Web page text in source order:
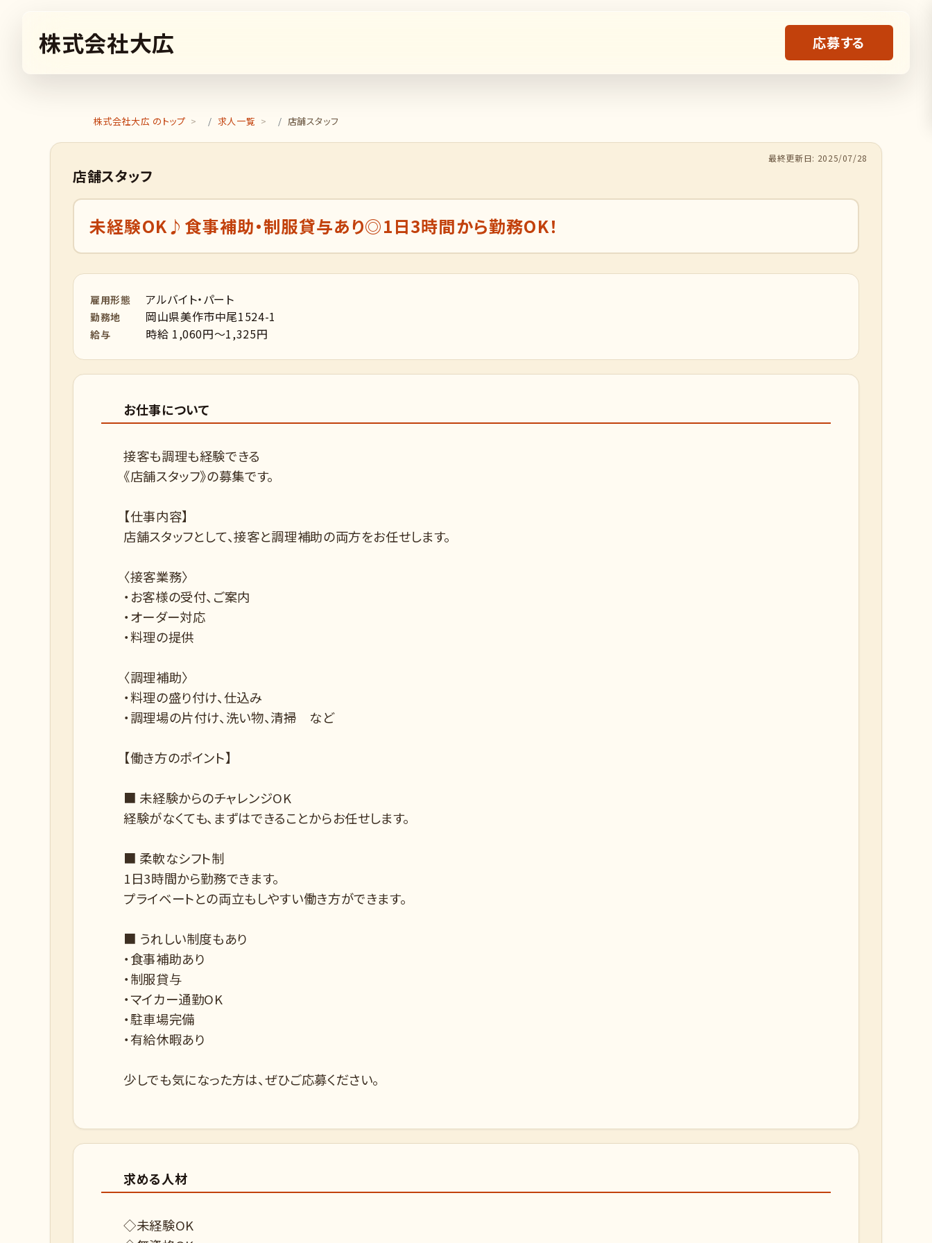
株式会社大広 応募する
株式会社大広 のトップ 求人一覧 店舗スタッフ
最終更新日: 2025/07/28
店舗スタッフ
未経験OK♪食事補助・制服貸与あり◎1日3時間から勤務OK！
雇用形態 アルバイト・パート
勤務地 岡山県美作市中尾1524-1
給与 時給 1,060円～1,325円
お仕事について
接客も調理も経験できる
《店舗スタッフ》の募集です。
【仕事内容】
店舗スタッフとして、接客と調理補助の両方をお任せします。
〈接客業務〉
・お客様の受付、ご案内
・オーダー対応
・料理の提供
〈調理補助〉
・料理の盛り付け、仕込み
・調理場の片付け、洗い物、清掃 など
【働き方のポイント】
■ 未経験からのチャレンジOK
経験がなくても、まずはできることからお任せします。
■ 柔軟なシフト制
1日3時間から勤務できます。
プライベートとの両立もしやすい働き方ができます。
■ うれしい制度もあり
・食事補助あり
・制服貸与
・マイカー通勤OK
・駐車場完備
・有給休暇あり
少しでも気になった方は、ぜひご応募ください。
求める人材
◇未経験OK